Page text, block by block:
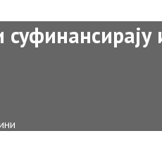
суфинансирају